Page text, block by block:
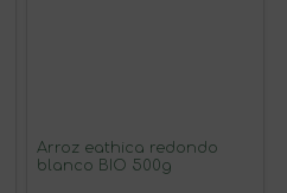
Arroz eathica redondo
blanco BIO 500g